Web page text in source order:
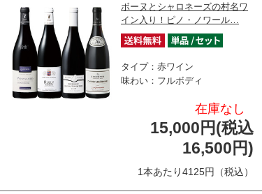
ボーヌとシャロネーズの村名ワ
イン入り！ピノ・ノワール…
タイプ：赤ワイン
味わい：フルボディ
在庫なし
15,000円(税込
16,500円)
1本あたり4125円（税込）